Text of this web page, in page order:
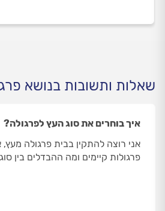
שאלות ותשובות בנושא
איך בוחרים את סוג העץ לפרגולה?
אני רוצה להתקין בבית פרגולה מעץ,
פרגולות קיימים ומה ההבדלים בין